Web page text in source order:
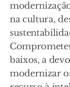
na cultura,
baixos, a
modernizar